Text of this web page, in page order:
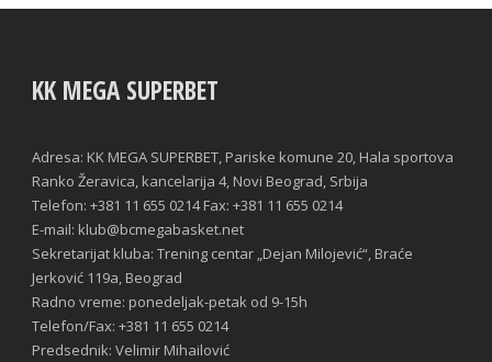
KK MEGA SUPERBET
Adresa: KK MEGA SUPERBET, Pariske komune 20, Hala sportova
Ranko Žeravica, kancelarija 4, Novi Beograd, Srbija
Telefon: +381 11 655 0214 Fax: +381 11 655 0214
E-mail: klub@bcmegabasket.net
Sekretarijat kluba: Trening centar „Dejan Milojević“, Braće
Jerković 119a, Beograd
Radno vreme: ponedeljak-petak od 9-15h
Telefon/Fax: +381 11 655 0214
Predsednik: Velimir Mihailović